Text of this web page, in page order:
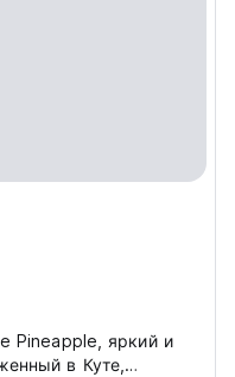
Pineapple, яркий и
в Куте,